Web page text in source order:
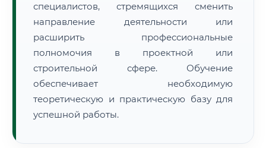
специалистов, стремящихся сменить
направление деятельности или
расширить профессиональные
полномочия в проектной или
строительной сфере. Обучение
обеспечивает необходимую
теоретическую и практическую базу для
успешной работы.